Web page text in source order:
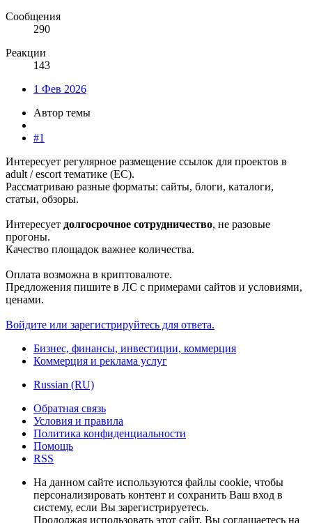
Сообщения
290
Реакции
143
1 Фев 2026
Автор темы
#1
Интересует регулярное размещение ссылок для проектов в
adult / escort тематике (ЕС).
Рассматриваю разные форматы: сайты, блоги, каталоги,
статьи, обзоры.
Интересует долгосрочное сотрудничество, не разовые
прогоны.
Качество площадок важнее количества.
Оплата возможна в криптовалюте.
Предложения пишите в ЛС с примерами сайтов и условиями,
ценами.
Войдите или зарегистрируйтесь для ответа.
Бизнес, финансы, инвестиции, коммерция
Коммерция и реклама услуг
Russian (RU)
Обратная связь
Условия и правила
Политика конфиденциальности
Помощь
RSS
На данном сайте используются файлы cookie, чтобы
персонализировать контент и сохранить Ваш вход в
систему, если Вы зарегистрируетесь.
Продолжая использовать этот сайт, Вы соглашаетесь на